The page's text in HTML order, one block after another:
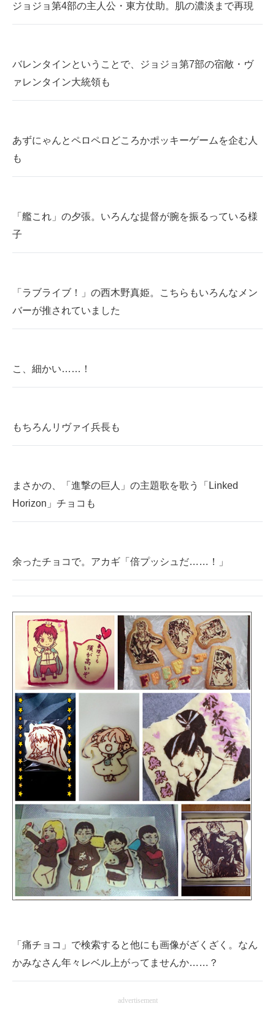
ジョジョ第4部の主人公・東方仗助。肌の濃淡まで再現
バレンタインということで、ジョジョ第7部の宿敵・ヴ
ァレンタイン大統領も
あずにゃんとペロペロどころかポッキーゲームを企む人
も
「艦これ」の夕張。いろんな提督が腕を振るっている様
子
「ラブライブ！」の西木野真姫。こちらもいろんなメン
バーが推されていました
こ、細かい……！
もちろんリヴァイ兵長も
まさかの、「進撃の巨人」の主題歌を歌う「Linked
Horizon」チョコも
余ったチョコで。アカギ「倍プッシュだ……！」
「痛チョコ」で検索すると他にも画像がざくざく。なん
かみなさん年々レベル上がってませんか……？
advertisement